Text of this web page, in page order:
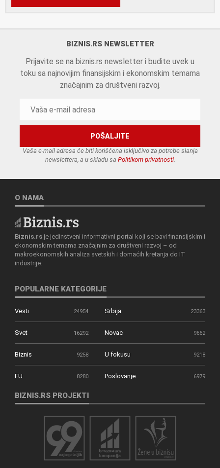
BIZNIS.RS NEWSLETTER
Prijavite se na biznis.rs newsletter i budite uvek u
toku sa najnovijim finansijskim i ekonomskim temama
značajnim za društveni razvoj.
Vaša e-mail adresa će biti korišćena isključivo za potrebe slanja
newslettera, a u skladu sa Politikom privatnosti.
O NAMA
Biznis.rs je jedinstveni informativni portal koji se bavi finansijskim i
ekonomskim temama značajnim za društveni razvoj – od
makroekonomskih analiza svetskih i domaćih kretanja do IT
industrije.
POPULARNE KATEGORIJE
Vesti 24954 Srbija 23363
Svet 16292 Novac 9662
Biznis 9258 U fokusu 9218
EU 8280 Poslovanje 6979
BIZNIS.RS PROJEKTI